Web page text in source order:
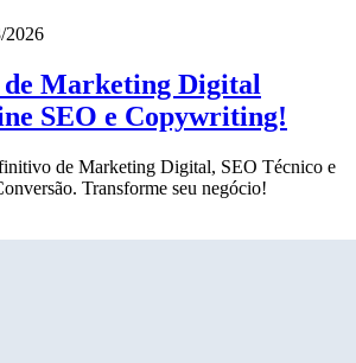
2026
Marketing Digital
SEO e Copywriting!
de Marketing Digital, SEO Técnico e
Transforme seu negócio!